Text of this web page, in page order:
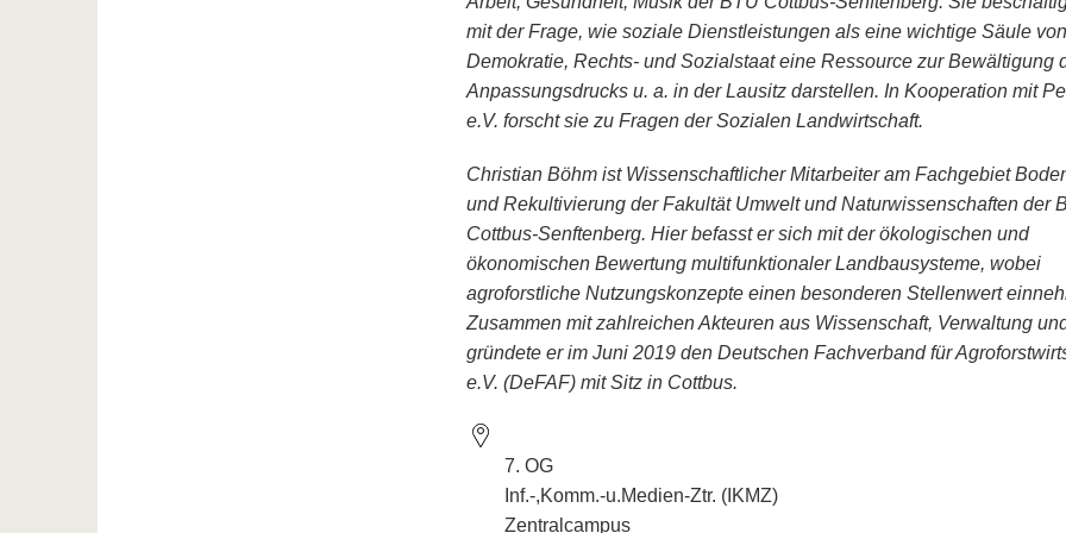
mit der Frage, wie soziale Dienstleistungen als eine wichtige Säule von
Demokratie, Rechts- und Sozialstaat eine Ressource zur Bewältigung
Anpassungsdrucks u. a. in der Lausitz darstellen. In Kooperation mit
e.V. forscht sie zu Fragen der Sozialen Landwirtschaft.
Christian Böhm ist Wissenschaftlicher Mitarbeiter am Fachgebiet
und Rekultivierung der Fakultät Umwelt und Naturwissenschaften der
Cottbus-Senftenberg. Hier befasst er sich mit der ökologischen und
ökonomischen Bewertung multifunktionaler Landbausysteme, wobei
agroforstliche Nutzungskonzepte einen besonderen Stellenwert
Zusammen mit zahlreichen Akteuren aus Wissenschaft, Verwaltung
gründete er im Juni 2019 den Deutschen Fachverband für
e.V. (DeFAF) mit Sitz in Cottbus.
7. OG
Inf.-,Komm.-u.Medien-Ztr. (IKMZ)
Zentralcampus